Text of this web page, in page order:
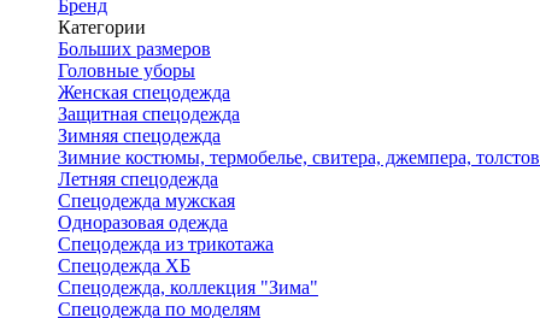
Бренд
Категории
Больших размеров
Головные уборы
Женская спецодежда
Защитная спецодежда
Зимняя спецодежда
Зимние костюмы, термобелье, свитера, джемпера,
Летняя спецодежда
Спецодежда мужская
Одноразовая одежда
Спецодежда из трикотажа
Спецодежда ХБ
Спецодежда, коллекция "Зима"
Спецодежда по моделям